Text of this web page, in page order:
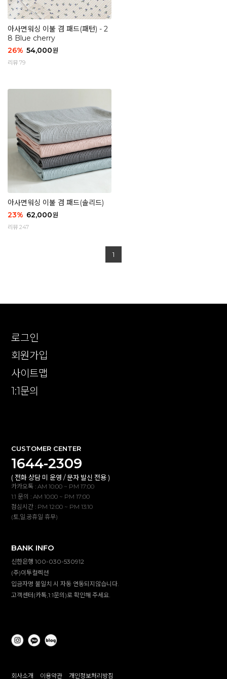
아사면워싱 이불 겸 패드(패턴) - 2
8 Blue cherry
26% 54,000원
리뷰 79
아사면워싱 이불 겸 패드(솔리드)
23% 62,000원
리뷰 247
1
로그인
회원가입
사이트맵
1:1문의
CUSTOMER CENTER
1644-2309
( 전화 상담 미 운영 / 문자 발신 전용 )
카카오톡 : AM 10:00 ~ PM 17:00
1:1 문의 : AM 10:00 ~ PM 17:00
점심시간 : PM 12:00 ~ PM 13:10
(토,일,공휴일 휴무)
BANK INFO
신한은행 100-030-530912
(주)이투컬렉션
입금자명 불일치 시 자동 연동되지않습니다.
고객센터(카톡,1:1문의)로 확인해 주세요.
회사소개 이용약관 개인정보처리방침